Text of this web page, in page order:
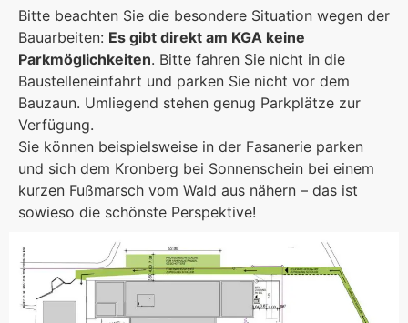
Bitte beachten Sie die besondere Situation wegen der
Bauarbeiten: Es gibt direkt am KGA keine
Parkmöglichkeiten. Bitte fahren Sie nicht in die
Baustelleneinfahrt und parken Sie nicht vor dem
Bauzaun. Umliegend stehen genug Parkplätze zur
Verfügung.
Sie können beispielsweise in der Fasanerie parken
und sich dem Kronberg bei Sonnenschein bei einem
kurzen Fußmarsch vom Wald aus nähern – das ist
sowieso die schönste Perspektive!